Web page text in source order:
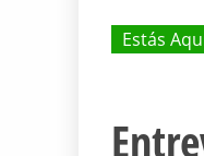
Estás